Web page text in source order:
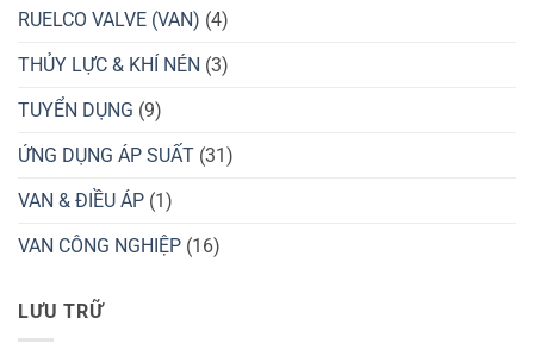
RUELCO VALVE (VAN) (4)
THỦY LỰC & KHÍ NÉN (3)
TUYỂN DỤNG (9)
ỨNG DỤNG ÁP SUẤT (31)
VAN & ĐIỀU ÁP (1)
VAN CÔNG NGHIỆP (16)
LƯU TRỮ